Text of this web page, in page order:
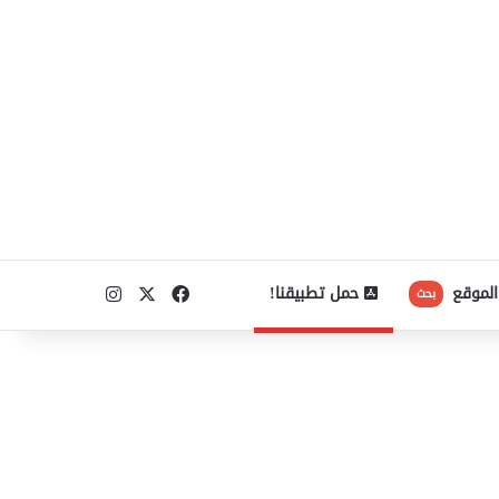
بحث حمل تطبيقنا! فيسبوكانستقرام